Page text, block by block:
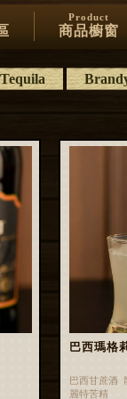
Product
商品櫥窗
Tequila
巴西瑪
巴西甘蔗酒
麗特苦精